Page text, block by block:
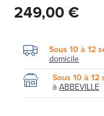
249,00 €
Sous 10 à 12
domicile
Sous 10 à 12
àABBEVILLE